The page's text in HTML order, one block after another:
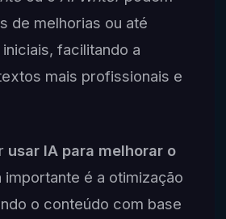
de melhorias ou até
facilitando a
mais profissionais e
usar IA para melhorar o
importante é a otimização
o conteúdo com base